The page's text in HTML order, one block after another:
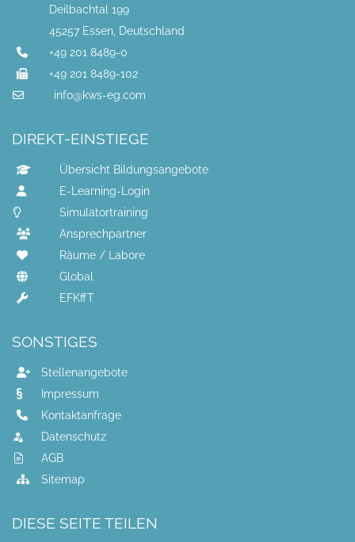
Deilbachtal 199
45257 Essen, Deutschland
+49 201 8489-0
+49 201 8489-102
info@kws-eg.com
DIREKT-EINSTIEGE
Übersicht Bildungsangebote
E-Learning-Login
Simulatortraining
Ansprechpartner
Räume / Labore
Global
EFKffT
SONSTIGES
Stellenangebote
Impressum
Kontaktanfrage
Datenschutz
AGB
Sitemap
DIESE SEITE TEILEN